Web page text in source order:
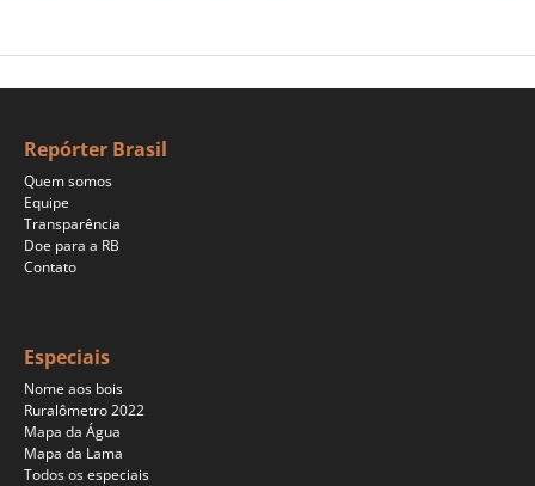
Repórter Brasil
Quem somos
Equipe
Transparência
Doe para a RB
Contato
Especiais
Nome aos bois
Ruralômetro 2022
Mapa da Água
Mapa da Lama
Todos os especiais